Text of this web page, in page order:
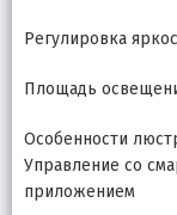
Регулировка
Площадь
Особенности
Управление со
приложением